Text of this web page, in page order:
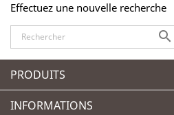
Effectuez une nouvelle recherche

PRODUITS
INFORMATIONS